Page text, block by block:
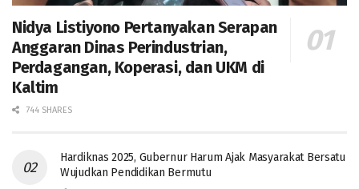
Nidya Listiyono Pertanyakan Serapan
Anggaran Dinas Perindustrian,
Perdagangan, Koperasi, dan UKM di
Kaltim
744 SHARES
Hardiknas 2025, Gubernur Harum Ajak Masyarakat Bersatu
Wujudkan Pendidikan Bermutu